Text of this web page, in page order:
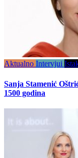
Aktualno Intervjui
Sanja Stamenić
1500 godina